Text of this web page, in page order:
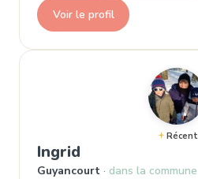
Voir le profil
Récent
Ingrid
Guyancourt dans la commune